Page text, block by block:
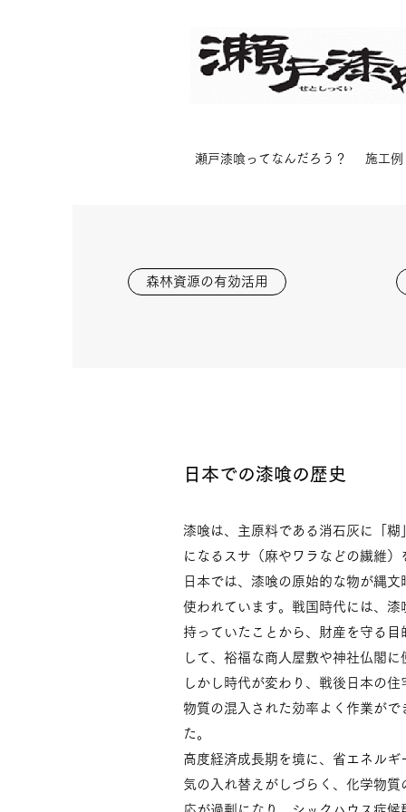
瀬戸漆喰ってなんだろう？ 施工例
森林資源の有効活用
日本での漆喰の歴史
漆喰は、主原料である消石灰に「
になるスサ（麻やワラなどの繊維
日本では、漆喰の原始的な物が縄
使われています。戦国時代には、
持っていたことから、財産を守る
して、裕福な商人屋敷や神社仏閣
しかし時代が変わり、戦後日本の
物質の混入された効率よく作業が
た。
高度経済成長期を境に、省エネル
気の入れ替えがしづらく、化学物